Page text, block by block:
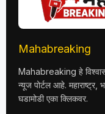
Mahabreaking
Mahabreaking हे
न्यूज पोर्टल आहे. महाराष्ट्र,
घडामोडी एका क्लिकवर.